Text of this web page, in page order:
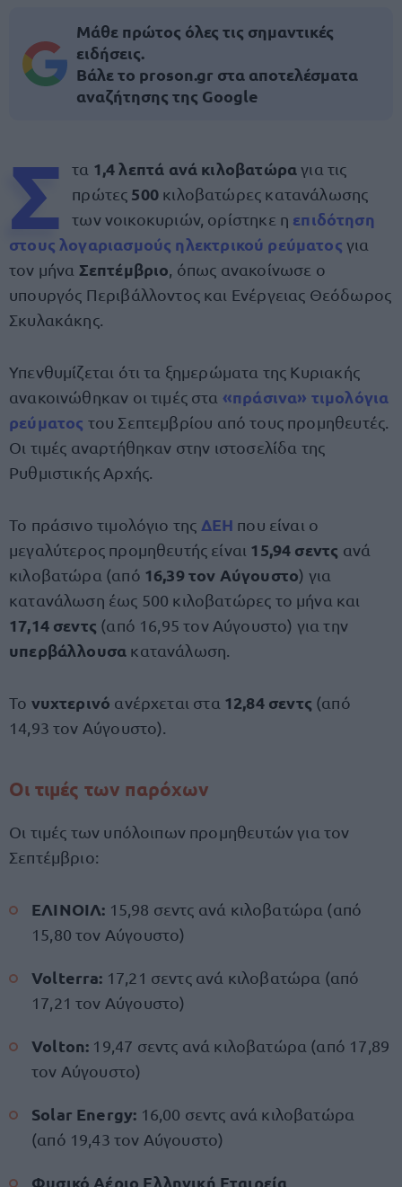
Μάθε πρώτος όλες τις σημαντικές
ειδήσεις.
Βάλε το proson.gr στα αποτελέσματα
αναζήτησης της Google
Σ τα 1,4 λεπτά ανά κιλοβατώραγια τις
πρώτες 500 κιλοβατώρες κατανάλωσης
των νοικοκυριών, ορίστηκε η επιδότηση
στους λογαριασμούς ηλεκτρικού ρεύματος για
τον μήνα Σεπτέμβριο , όπως ανακοίνωσε ο
υπουργός Περιβάλλοντος και Ενέργειας Θεόδωρος
Σκυλακάκης.
Υπενθυμίζεται ότι τα ξημερώματα της Κυριακής
ανακοινώθηκαν οι τιμές στα «πράσινα» τιμολόγια
ρεύματος του Σεπτεμβρίου από τους προμηθευτές.
Οι τιμές αναρτήθηκαν στην ιστοσελίδα της
Ρυθμιστικής Αρχής.
Το πράσινο τιμολόγιο της ΔΕΗ που είναι ο
μεγαλύτερος προμηθευτής είναι 15,94 σεντς ανά
κιλοβατώρα (από 16,39 τον Αύγουστο) για
κατανάλωση έως 500 κιλοβατώρες το μήνα και
17,14 σεντς (από 16,95 τον Αύγουστο) για την
υπερβάλλουσα κατανάλωση.
Το νυχτερινό ανέρχεται στα 12,84 σεντς (από
14,93 τον Αύγουστο).
Οι τιμές των παρόχων
Οι τιμές των υπόλοιπων προμηθευτών για τον
Σεπτέμβριο:
ΕΛΙΝΟΙΛ: 15,98 σεντς ανά κιλοβατώρα (από
15,80 τον Αύγουστο)
Volterra: 17,21 σεντς ανά κιλοβατώρα (από
17,21 τον Αύγουστο)
Volton: 19,47 σεντς ανά κιλοβατώρα (από 17,89
τον Αύγουστο)
Solar Energy: 16,00 σεντς ανά κιλοβατώρα
(από 19,43 τον Αύγουστο)
Φυσικό Αέριο Ελληνική Εταιρεία